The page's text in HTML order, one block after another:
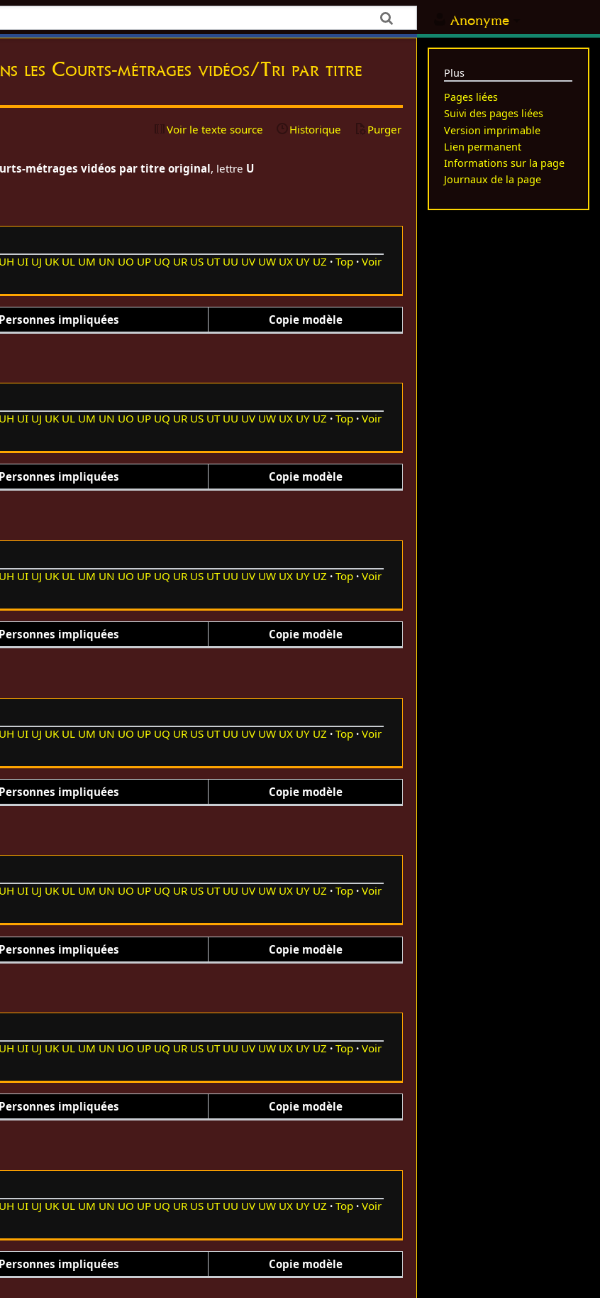
Anonyme
les Courts-métrages vidéos/Tri par titre
Voir le texte source Historique Purger
métrages vidéos par titre original, lettre U
UH UI UJ UK UL UM UN UO UP UQ UR US UT UU UV UW UX UY UZ Top
Voir
Personnes impliquées Copie modèle
UH UI UJ UK UL UM UN UO UP UQ UR US UT UU UV UW UX UY UZ Top
Voir
Personnes impliquées Copie modèle
UH UI UJ UK UL UM UN UO UP UQ UR US UT UU UV UW UX UY UZ Top
Voir
Personnes impliquées Copie modèle
UH UI UJ UK UL UM UN UO UP UQ UR US UT UU UV UW UX UY UZ Top
Voir
Personnes impliquées Copie modèle
UH UI UJ UK UL UM UN UO UP UQ UR US UT UU UV UW UX UY UZ Top
Voir
Personnes impliquées Copie modèle
UH UI UJ UK UL UM UN UO UP UQ UR US UT UU UV UW UX UY UZ Top
Voir
Personnes impliquées Copie modèle
UH UI UJ UK UL UM UN UO UP UQ UR US UT UU UV UW UX UY UZ Top
Voir
Personnes impliquées Copie modèle
Plus
Pages liées
Suivi des pages liées
Version imprimable
Lien permanent
Informations sur la page
Journaux de la page